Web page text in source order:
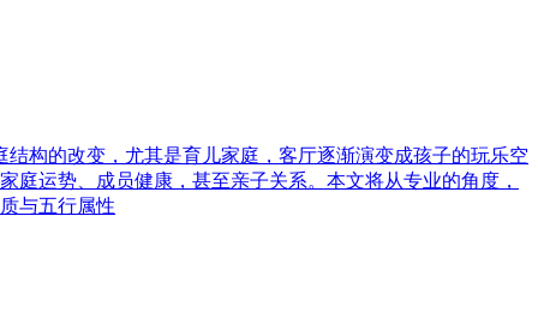
构的改变，尤其是育儿家庭，客厅逐渐演变成孩子的玩乐空
运势、成员健康，甚至亲子关系。本文将从专业的角度，
与五行属性